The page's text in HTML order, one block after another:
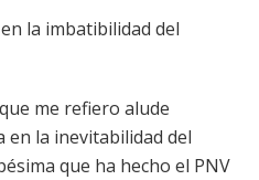
la imbatibilidad del
me refiero alude
en la inevitabilidad del
que ha hecho el PNV